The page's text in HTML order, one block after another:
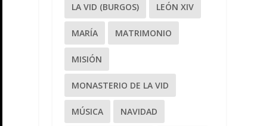
LA VID (BURGOS) LEÓN XIV
MARÍA MATRIMONIO
MISIÓN
MONASTERIO DE LA VID
MÚSICA NAVIDAD